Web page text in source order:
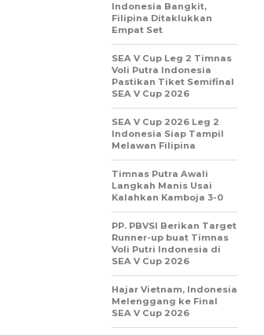
Indonesia Bangkit,
Filipina Ditaklukkan
Empat Set
SEA V Cup Leg 2 Timnas
Voli Putra Indonesia
Pastikan Tiket Semifinal
SEA V Cup 2026
SEA V Cup 2026 Leg 2
Indonesia Siap Tampil
Melawan Filipina
Timnas Putra Awali
Langkah Manis Usai
Kalahkan Kamboja 3-0
PP. PBVSI Berikan Target
Runner-up buat Timnas
Voli Putri Indonesia di
SEA V Cup 2026
Hajar Vietnam, Indonesia
Melenggang ke Final
SEA V Cup 2026